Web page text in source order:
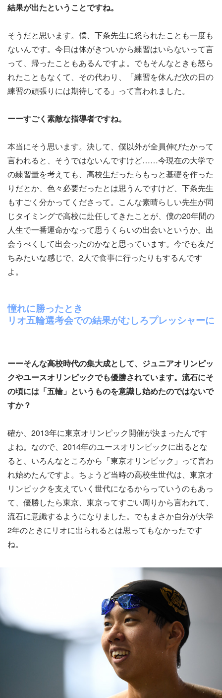
結果が出たということですね。
そうだと思います。僕、下条先生に怒られたことも一度も
ないんです。今日は体がきついから練習はいらないって言
って、帰ったこともあるんですよ。でもそんなときも怒ら
れたこともなくて、その代わり、「練習を休んだ次の日の
練習の頑張りには期待してる」って言われました。
ーーすごく素敵な指導者ですね。
本当にそう思います。決して、僕以外が全員伸びたかって
言われると、そうではないんですけど……今現在の大学で
の練習量を考えても、高校生だったらもっと基礎を作った
りだとか、色々必要だったとは思うんですけど、下条先生
もすごく分かってくださって。こんな素晴らしい先生が同
じタイミングで高校に赴任してきたことが、僕の20年間の
人生で一番運命かなって思うくらいの出会いというか。出
会うべくして出会ったのかなと思っています。今でも友だ
ちみたいな感じで、2人で食事に行ったりもするんです
よ。
憧れに勝ったとき
リオ五輪選考会での結果がむしろプレッシャーに
ーーそんな高校時代の集大成として、ジュニアオリンピッ
クやユースオリンピックでも優勝されています。流石にそ
の頃には「五輪」というものを意識し始めたのではないで
すか？
確か、2013年に東京オリンピック開催が決まったんです
よね。なので、2014年のユースオリンピックに出るとな
ると、いろんなところから「東京オリンピック」って言わ
れ始めたんですよ。ちょうど当時の高校生世代は、東京オ
リンピックを支えていく世代になるからっていうのもあっ
て、優勝したら東京、東京ってすごい周りから言われて、
流石に意識するようになりました。でもまさか自分が大学
2年のときにリオに出られるとは思ってもなかったです
ね。